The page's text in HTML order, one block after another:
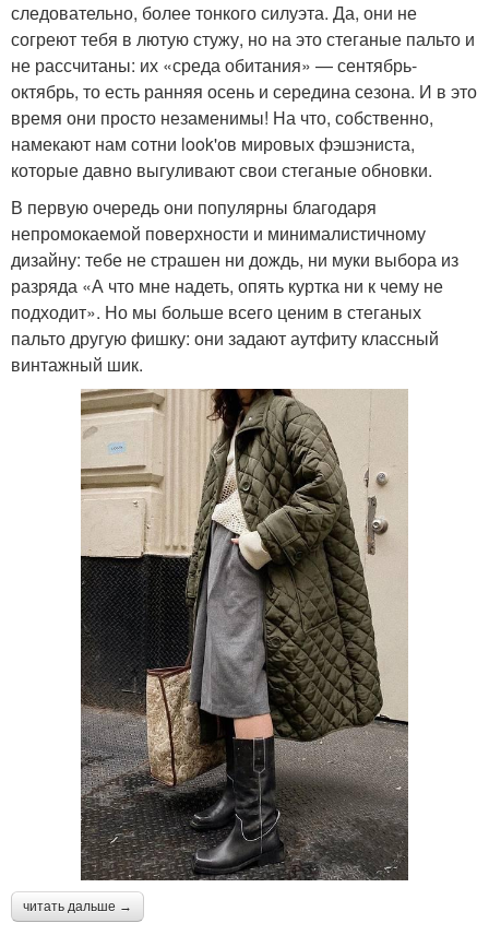
следовательно, более тонкого силуэта. Да, они не
согреют тебя в лютую стужу, но на это стеганые пальто и
не рассчитаны: их «среда обитания» — сентябрь-
октябрь, то есть ранняя осень и середина сезона. И в это
время они просто незаменимы! На что, собственно,
намекают нам сотни look'ов мировых фэшэниста,
которые давно выгуливают свои стеганые обновки.
В первую очередь они популярны благодаря
непромокаемой поверхности и минималистичному
дизайну: тебе не страшен ни дождь, ни муки выбора из
разряда «А что мне надеть, опять куртка ни к чему не
подходит». Но мы больше всего ценим в стеганых
пальто другую фишку: они задают аутфиту классный
винтажный шик.
читать дальше →